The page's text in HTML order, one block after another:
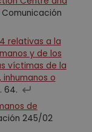
Comunicación
relativas a la
y de los
víctimas de la
o
64.
de
245/02